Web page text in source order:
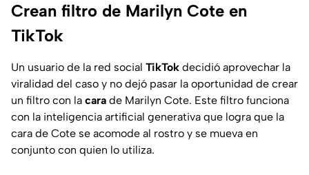
Crean filtro de Marilyn Cote en
TikTok
Un usuario de la red social TikTok decidió aprovechar la
viralidad del caso y no dejó pasar la oportunidad de crear
un filtro con la cara de Marilyn Cote. Este filtro funciona
con la inteligencia artificial generativa que logra que la
cara de Cote se acomode al rostro y se mueva en
conjunto con quien lo utiliza.